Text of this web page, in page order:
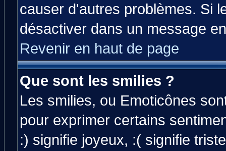
causer d'autres problèmes. Si
désactiver dans un message
Revenir en haut de page
Que sont les smilies ?
Les smilies, ou Emoticônes
pour exprimer certains
:) signifie joyeux, :( signifie